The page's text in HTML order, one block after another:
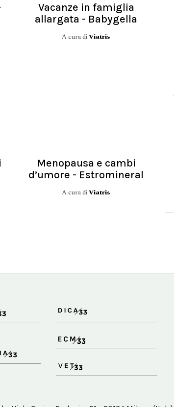
Vacanze in famiglia
allargata - Babygella
A cura diViatris
Menopausa e cambi
d’umore - Estromineral
A cura diViatris